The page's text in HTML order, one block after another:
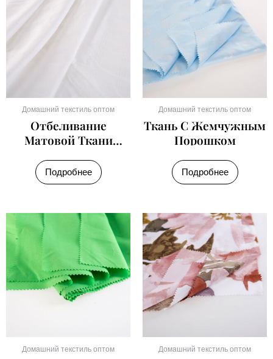
Домашний текстиль оптом
Отбеливание
Матовой Ткани
Поставщиком
Подробнее
Домашний текстиль оптом
Ткань С Жемчужным
Порошком
Подробнее
Домашний текстиль оптом Домашний текстиль оптом